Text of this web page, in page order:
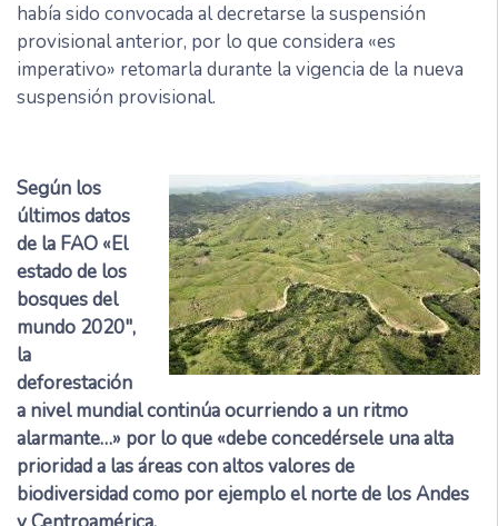
había sido convocada al decretarse la suspensión
provisional anterior, por lo que considera «es
imperativo» retomarla durante la vigencia de la nueva
suspensión provisional.
Según los
últimos datos
de la FAO «El
estado de los
bosques del
mundo 2020″,
la
deforestación
a nivel mundial continúa ocurriendo a un ritmo
alarmante…» por lo que «debe concedérsele una alta
prioridad a las áreas con altos valores de
biodiversidad como por ejemplo el norte de los Andes